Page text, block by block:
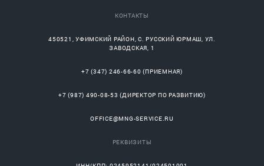
КОНТАКТЫ
450521 ,УФИМСКИЙ РАЙОН, С.РУССКИЙ ЮРМАШ, УЛ.
ЗАВОДСКАЯ, 1
+7 (347) 246-66-60 (ПРИЕМНАЯ)
+7 (987) 490-08-53 (ДИРЕКТОР ПО РАЗВИТИЮ)
OFFICE@MNG-SERVICE.RU
РЕКВИЗИТЫ